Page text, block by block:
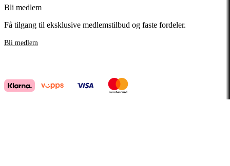
Bli medlem
Få tilgang til eksklusive medlemstilbud og faste fordeler.
Bli medlem